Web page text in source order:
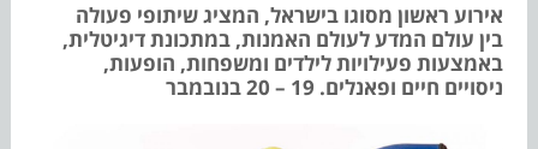
אירוע ראשון מסוגו בישראל, המציג שיתופי פעולה
בין עולם המדע לעולם האמנות, במתכונת דיגיטלית,
באמצעות פעילויות לילדים ומשפחות, הופעות,
ניסויים חיים ופאנלים. 19 – 20 בנובמבר